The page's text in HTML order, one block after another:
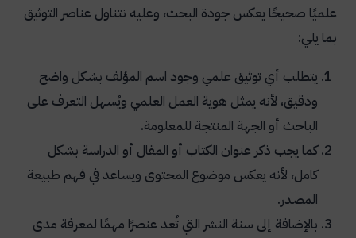
علميًا صحيحًا يعكس جودة البحث، وعليه نتناول عناصر التوثيق
بما يلي:
يتطلب أي توثيق علمي وجود اسم المؤلف بشكل واضح
ودقيق، لأنه يمثل هوية العمل العلمي ويُسهل التعرف على
الباحث أو الجهة المنتجة للمعلومة.
كما يجب ذكر عنوان الكتاب أو المقال أو الدراسة بشكل
كامل، لأنه يعكس موضوع المحتوى ويساعد في فهم طبيعة
المصدر.
بالإضافة إلى سنة النشر التي تُعد عنصرًا مهمًا لمعرفة مدى